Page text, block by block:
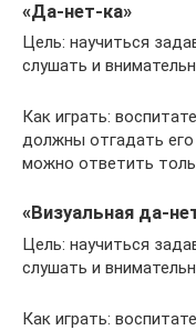
«Да-нет-ка»
Цель: научиться
слушать и
Как играть:
должны отгадать
можно ответить
«Визуальная да-
Цель: научиться
слушать и
Как играть: